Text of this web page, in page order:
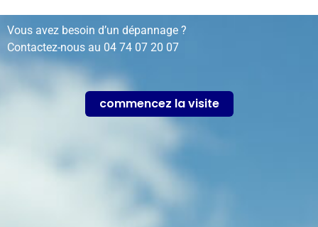
Vous avez besoin d’un dépannage ?
Contactez-nous au 04 74 07 20 07
commencez la visite